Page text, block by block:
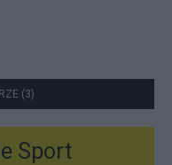
(3)
Sport